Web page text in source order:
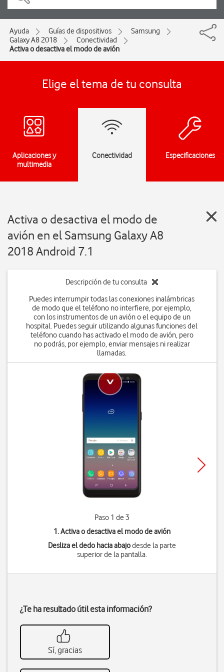
Ayuda Guías de dispositivos
Samsung
Galaxy A8 2018
Conectividad
Activa o desactiva el modo de avión
Elige el tema de tu consulta
Aplicaciones y
multimedia
Conectividad Especificaciones
Activa o desactiva el modo de
avión en el Samsung Galaxy A8
2018 Android 7.1
Descripción de tu consulta
Puedes interrumpir todas las conexiones inalámbricas
de modo que el teléfono no interfiere, por ejemplo,
con los instrumentos de un avión o el equipo de un
hospital. Puedes seguir utilizando algunas funciones del
teléfono cuando has activado el modo de avión, pero
no podrás, por ejemplo, enviar mensajes ni realizar
llamadas.
Paso 1 de 3
1. Activa o desactiva el modo de avión
Desliza el dedo hacia abajodesde la parte
superior de la pantalla.
¿Te ha resultado útil esta información?
Sí, gracias